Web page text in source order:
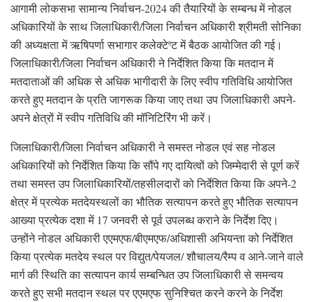
आगामी लोकसभा सामान्य निर्वाचन-2024 की तैयारियों के सम्बन्ध में नोडल
अधिकारियों के साथ जिलाधिकारी/जिला निर्वाचन अधिकारी श्रीमती सोनिका
की अध्यक्षता में ऋषिपर्णा सभागार कलेक्टेªट में बैठक आयोजित की गई।
जिलाधिकारी/जिला निर्वाचन अधिकारी ने निर्देशित किया कि मतदान में
मतदाताओं की अधिक से अधिक भागीदारी के लिए स्वीप गतिविधि आयोजित
करते हुए मतदान के प्रति जागरूक किया जाए तथा उप जिलाधिकारी अपने-
अपने क्षेत्रों में स्वीप गतिविधि की मॉनिटिरिंग भी करें।
जिलाधिकारी/जिला निर्वाचन अधिकारी ने समस्त नोडल एवं सह नोडल
अधिकारियों को निर्देशित किया कि सौंपे गए दायित्वों को जिम्मेदारी से पूर्ण करें
तथा समस्त उप जिलाधिकारियों/तहसीलदारों को निर्देशित किया कि अपने-2
क्षेत्र में प्रत्येक मतदेयस्थलों का भौतिक सत्यापन करते हुए भौतिक सत्यापन
आख्या प्रत्येक दशा में 17 जनवरी से पूर्व उपलब्ध कराने के निर्देश दिए।
उन्होंने नोडल अधिकारी एएमएफ/बीएमएफ/अधिशासी अभियन्ता को निर्देशित
किया प्रत्येक मतदेय स्थल पर विद्युत/पेयजल/ शौचालय/रैम्प व आने-जाने वाले
मार्ग की स्थिति का सत्यापन कार्य सम्बन्धित उप जिलाधिकारी से समन्वय
करते हुए सभी मतदान स्थल पर एएमएफ सुनिश्चित करने करने के निर्देश